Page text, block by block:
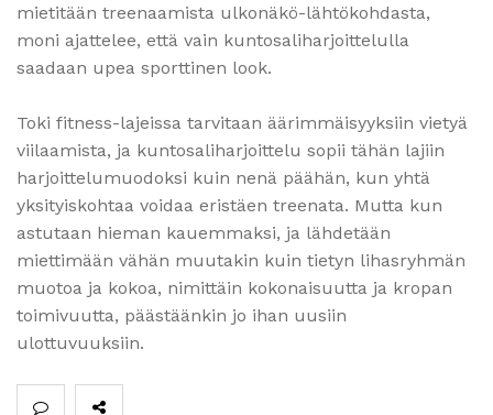
mietitään treenaamista ulkonäkö-lähtökohdasta,
moni ajattelee, että vain kuntosaliharjoittelulla
saadaan upea sporttinen look.
Toki fitness-lajeissa tarvitaan äärimmäisyyksiin vietyä
viilaamista, ja kuntosaliharjoittelu sopii tähän lajiin
harjoittelumuodoksi kuin nenä päähän, kun yhtä
yksityiskohtaa voidaa eristäen treenata. Mutta kun
astutaan hieman kauemmaksi, ja lähdetään
miettimään vähän muutakin kuin tietyn lihasryhmän
muotoa ja kokoa, nimittäin kokonaisuutta ja kropan
toimivuutta, päästäänkin jo ihan uusiin
ulottuvuuksiin.